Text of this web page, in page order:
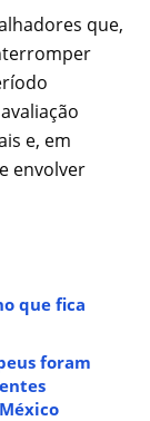
que,
e, em
envolver
que fica
foram